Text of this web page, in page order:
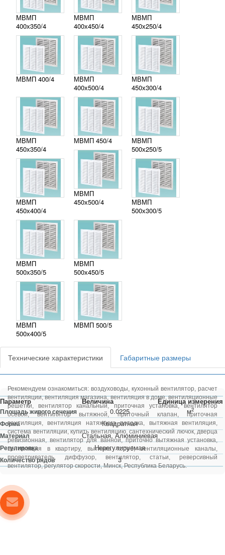
МВМП
400х350/4
МВМП 400/4
МВМП
400х450/4
МВМП
400х500/4
МВМП
450х250/4
МВМП
450х300/4
МВМП
450х350/4
МВМП
450х400/4
МВМП 450/4
МВМП
450х500/4
МВМП
500х250/5
МВМП
500х300/5
МВМП
500х350/5
МВМП
500х400/5
МВМП
500х450/5
МВМП 500/5
Технические характеристики Габаритные размеры
Параметр Величина Единица измерения
Площадь живого сечения 0.0225 м2
Форма Квадратная
Материал Стальная, Алюминиевая
Регулировка Нерегулируемая
Количество рядов 3
Рекомендуем ознакомиться: воздуховоды, кухонный вентилятор, расчет
вентиляции,вентиляция магазина,вентиляция в доме,вентиляционные
решетки,вентилятор канальный,приточная установка,вентилятор
осевой,вентилятор вытяжной,приточный клапан, приточная
вентиляция,вентиляция натяжного потолка, вытяжная вентиляция,
система вентиляции,купить вентиляцию,сантехнический лючок,дверца
ревизионная,вентилятор для ванной,приточно вытяжная установка,
вентиляция в квартиру,вытяжка короб,вентиляционные каналы,
проветриватель, диффузор, вентилятор, статьи, реверсивный
вентилятор,регулятор скорости, Минск, Республика Беларусь.